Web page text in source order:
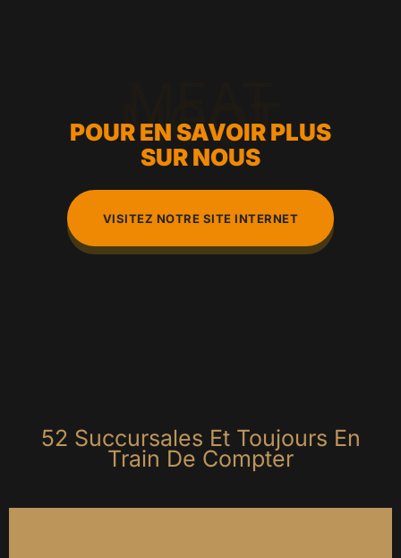
POUR EN SAVOIR PLUS
SUR NOUS
MOOT
VISITEZ NOTRE SITE INTERNET
52 Succursales Et Toujours En
Train De Compter